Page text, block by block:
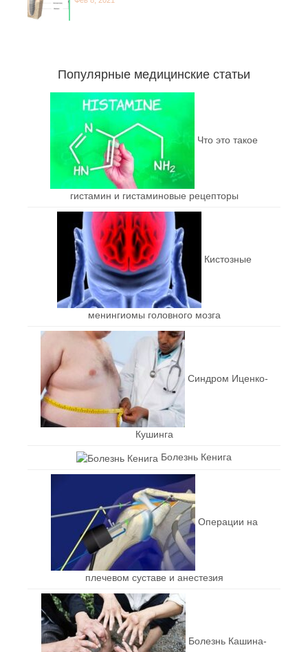
Популярные медицинские статьи
Что это такое
гистамин и гистаминовые рецепторы
Кистозные
менингиомы головного мозга
Синдром Иценко-
Кушинга
Болезнь Кенига
Операции на
плечевом суставе и анестезия
Болезнь Кашина-